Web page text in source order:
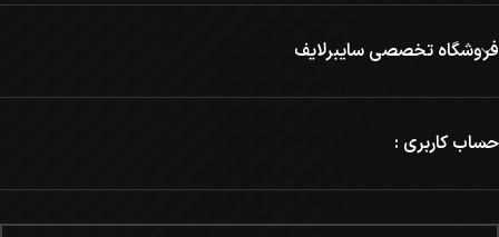
فروشگاه تخصصی سایبرلایف
حساب کاربری :